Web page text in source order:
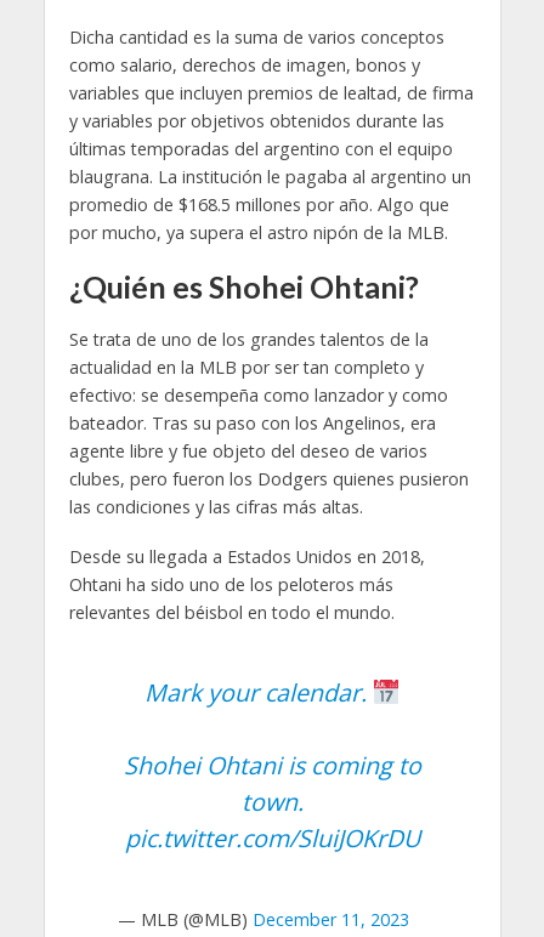
Dicha cantidad es la suma de varios conceptos
como salario, derechos de imagen, bonos y
variables que incluyen premios de lealtad, de firma
y variables por objetivos obtenidos durante las
últimas temporadas del argentino con el equipo
blaugrana. La institución le pagaba al argentino un
promedio de $168.5 millones por año. Algo que
por mucho, ya supera el astro nipón de la MLB.
¿Quién es Shohei Ohtani?
Se trata de uno de los grandes talentos de la
actualidad en la MLB por ser tan completo y
efectivo: se desempeña como lanzador y como
bateador. Tras su paso con los Angelinos, era
agente libre y fue objeto del deseo de varios
clubes, pero fueron los Dodgers quienes pusieron
las condiciones y las cifras más altas.
Desde su llegada a Estados Unidos en 2018,
Ohtani ha sido uno de los peloteros más
relevantes del béisbol en todo el mundo.
Mark your calendar.
Shohei Ohtani is coming to
town.
pic.twitter.com/SluiJOKrDU
— MLB (@MLB) December 11, 2023